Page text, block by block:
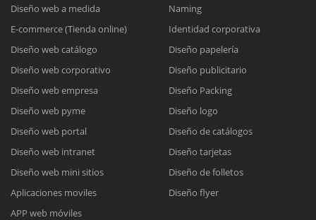
Diseño web a medida
E-commerce (Tienda online)
Diseño web catálogo
Diseño web corporativo
Diseño web empresa
Diseño web pyme
Diseño web portal
Diseño web intranet
Diseño web mini sitios
Aplicaciones moviles
APP web móviles
Naming
Identidad corporativa
Diseño papelería
Diseño publicitario
Diseño Packing
Diseño logo
Diseño de catálogos
Diseño tarjetas
Diseño de folletos
Diseño flyer